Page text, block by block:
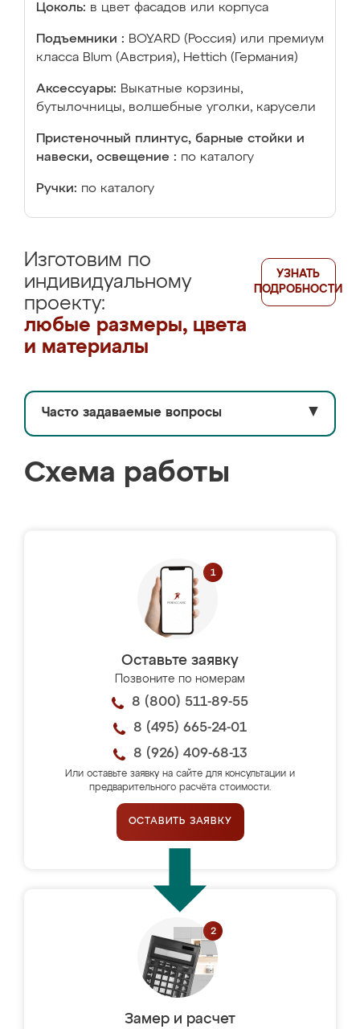
Цоколь: в цвет фасадов или корпуса
Подъемники : BOYARD (Россия) или премиум
класса Blum (Австрия), Hettich (Германия)
Аксессуары: Выкатные корзины,
бутылочницы, волшебные уголки, карусели
Пристеночный плинтус, барные стойки и
навески, освещение : по каталогу
Ручки: по каталогу
Изготовим по
индивидуальному
проекту:
любые размеры, цвета
и материалы
УЗНАТЬ
ПОДРОБНОСТИ
Часто задаваемые вопросы ▼
Схема работы
Оставьте заявку
Позвоните по номерам
8 (800) 511-89-55
8 (495) 665-24-01
8 (926) 409-68-13
Или оставьте заявку на сайте для консультации и
предварительного расчёта стоимости.
ОСТАВИТЬ ЗАЯВКУ
Замер и расчет